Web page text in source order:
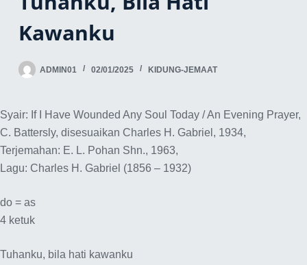
Kawanku
ADMIN01 02/01/2025 KIDUNG-JEMAAT
Syair: If I Have Wounded Any Soul Today / An Evening Prayer,
C. Battersly, disesuaikan Charles H. Gabriel, 1934,
Terjemahan: E. L. Pohan Shn., 1963,
Lagu: Charles H. Gabriel (1856 – 1932)
do = as
4 ketuk
Tuhanku, bila hati kawanku